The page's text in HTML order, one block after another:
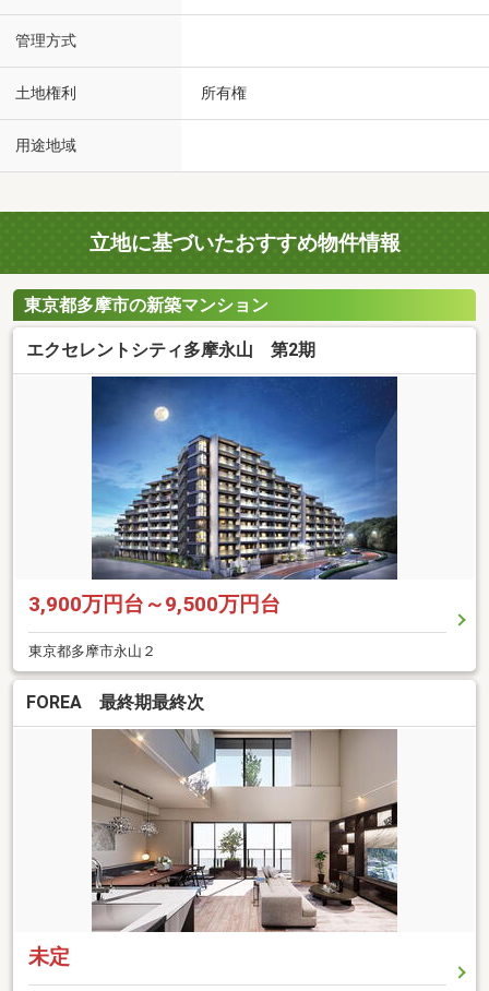
管理方式
土地権利 所有権
用途地域
立地に基づいたおすすめ物件情報
東京都多摩市の新築マンション
エクセレントシティ多摩永山 第2期
3,900万円台～9,500万円台
東京都多摩市永山２
FOREA 最終期最終次
未定